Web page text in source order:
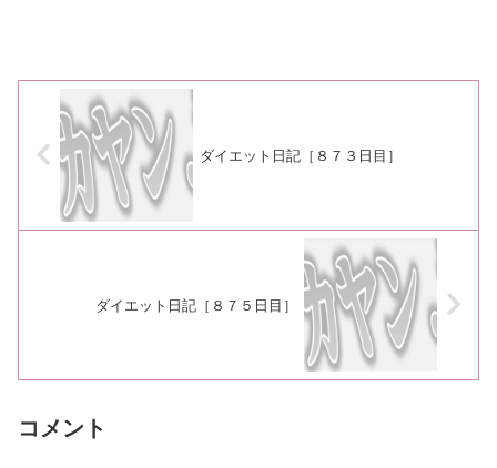
ダイエット日記［８７３日目］
ダイエット日記［８７５日目］
コメント